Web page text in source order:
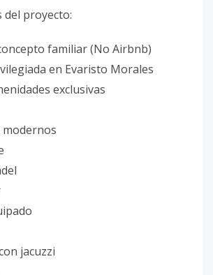
del proyecto:
familiar (No Airbnb)
en Evaristo Morales
exclusivas
modernos
jacuzzi